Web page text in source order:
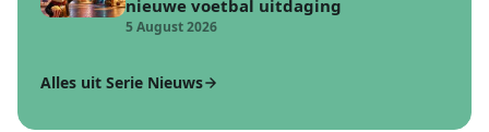
nieuwe voetbal uitdaging
5 August 2026
Alles uit Serie Nieuws